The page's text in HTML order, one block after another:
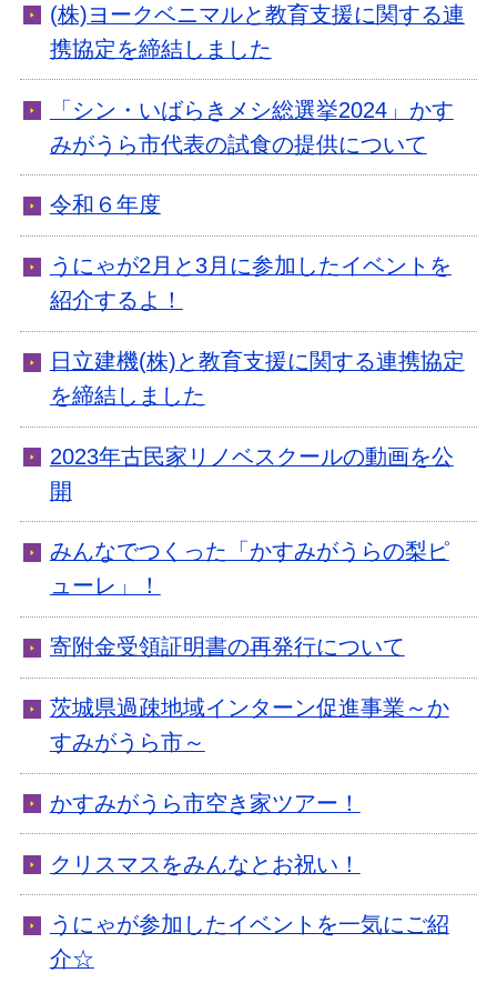
(株)ヨークベニマルと教育支援に関する連
携協定を締結しました
「シン・いばらきメシ総選挙2024」かす
みがうら市代表の試食の提供について
令和６年度
うにゃが2月と3月に参加したイベントを
紹介するよ！
日立建機(株)と教育支援に関する連携協定
を締結しました
2023年古民家リノベスクールの動画を公
開
みんなでつくった「かすみがうらの梨ピ
ューレ」！
寄附金受領証明書の再発行について
茨城県過疎地域インターン促進事業～か
すみがうら市～
かすみがうら市空き家ツアー！
クリスマスをみんなとお祝い！
うにゃが参加したイベントを一気にご紹
介☆